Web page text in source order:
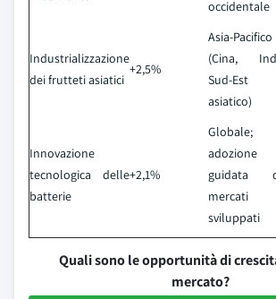
occidentale
Industrializzazione
dei frutteti asiatici
+2,5%
Asia-Pacifico
(Cina,
Sud-Est
asiatico)
Innovazione
tecnologica delle
batterie
+2,1%
Globale;
adozione
guidata
mercati
sviluppati
Quali sono le opportunità di
mercato?